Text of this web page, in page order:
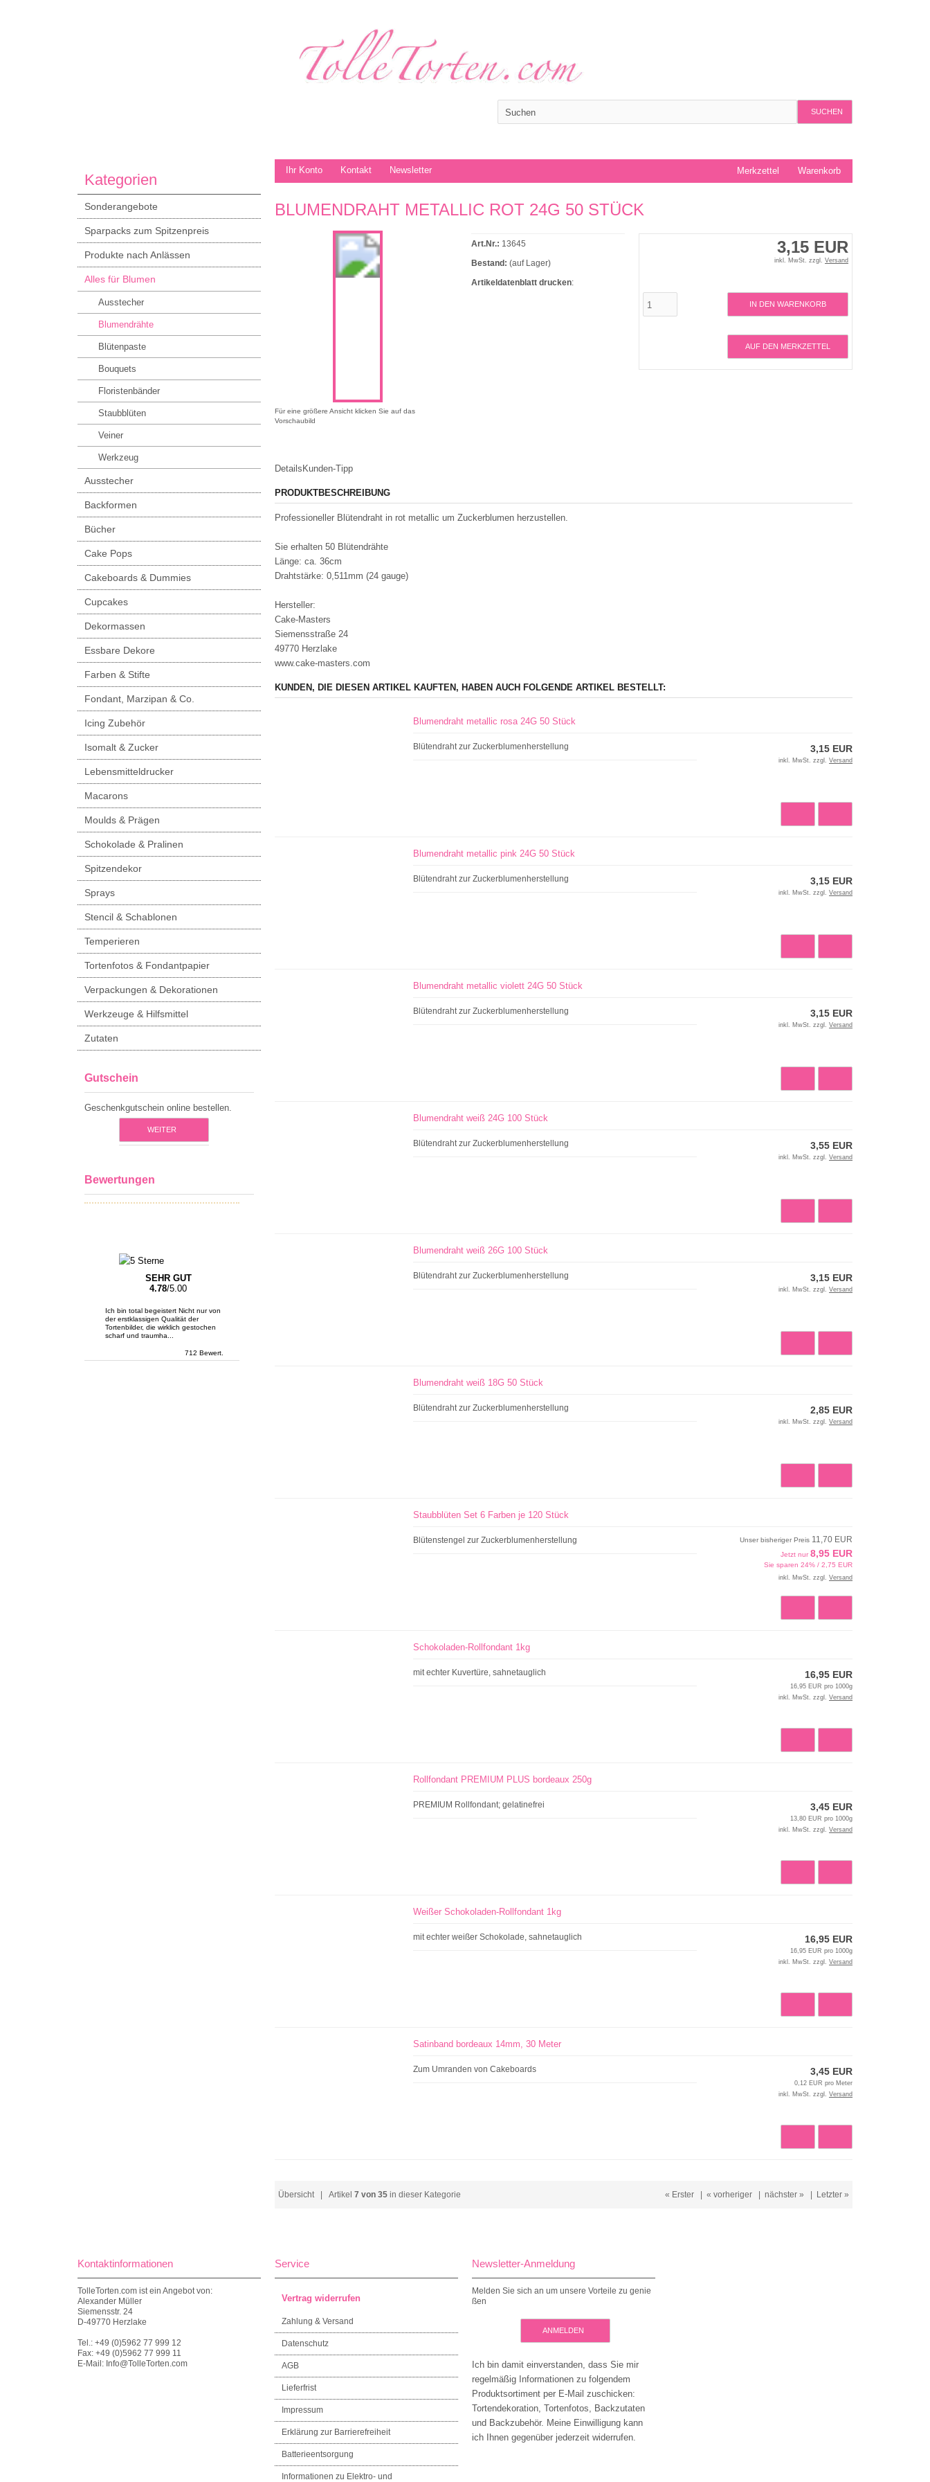
SUCHEN
Ihr Konto Kontakt Newsletter Warenkorb
Merkzettel
BLUMENDRAHT METALLIC ROT 24G 50 STÜCK
Für eine größere Ansicht klicken Sie auf das
Vorschaubild
3,15 EUR
inkl. MwSt. zzgl. Versand
IN DEN WARENKORB
AUF DEN MERKZETTEL
Art.Nr.: 13645
Bestand: (auf Lager)
Artikeldatenblatt drucken:
Details Kunden-Tipp
PRODUKTBESCHREIBUNG
Professioneller Blütendraht in rot metallic um Zuckerblumen herzustellen.
Sie erhalten 50 Blütendrähte
Länge: ca. 36cm
Drahtstärke: 0,511mm (24 gauge)
Hersteller:
Cake-Masters
Siemensstraße 24
49770 Herzlake
www.cake-masters.com
KUNDEN, DIE DIESEN ARTIKEL KAUFTEN, HABEN AUCH FOLGENDE ARTIKEL BESTELLT:
Blumendraht metallic rosa 24G 50 Stück
Blütendraht zur Zuckerblumenherstellung 3,15 EUR
inkl. MwSt. zzgl. Versand
Blumendraht metallic pink 24G 50 Stück
Blütendraht zur Zuckerblumenherstellung 3,15 EUR
inkl. MwSt. zzgl. Versand
Blumendraht metallic violett 24G 50 Stück
Blütendraht zur Zuckerblumenherstellung 3,15 EUR
inkl. MwSt. zzgl. Versand
Blumendraht weiß 24G 100 Stück
Blütendraht zur Zuckerblumenherstellung 3,55 EUR
inkl. MwSt. zzgl. Versand
Blumendraht weiß 26G 100 Stück
Blütendraht zur Zuckerblumenherstellung 3,15 EUR
inkl. MwSt. zzgl. Versand
Blumendraht weiß 18G 50 Stück
Blütendraht zur Zuckerblumenherstellung 2,85 EUR
inkl. MwSt. zzgl. Versand
Staubblüten Set 6 Farben je 120 Stück
Blütenstengel zur Zuckerblumenherstellung Unser bisheriger Preis 11,70 EUR
Jetzt nur 8,95 EUR
Sie sparen 24% / 2,75 EUR
inkl. MwSt. zzgl. Versand
Schokoladen-Rollfondant 1kg
mit echter Kuvertüre, sahnetauglich 16,95 EUR
16,95 EUR pro 1000g
inkl. MwSt. zzgl. Versand
Rollfondant PREMIUM PLUS bordeaux 250g
PREMIUM Rollfondant; gelatinefrei 3,45 EUR
13,80 EUR pro 1000g
inkl. MwSt. zzgl. Versand
Weißer Schokoladen-Rollfondant 1kg
mit echter weißer Schokolade, sahnetauglich 16,95 EUR
16,95 EUR pro 1000g
inkl. MwSt. zzgl. Versand
Satinband bordeaux 14mm, 30 Meter
Zum Umranden von Cakeboards 3,45 EUR
0,12 EUR pro Meter
inkl. MwSt. zzgl. Versand
Übersicht| Artikel 7 von 35 in dieser Kategorie « Erster « vorheriger nächster » Letzter »
Kategorien
Sonderangebote
Sparpacks zum Spitzenpreis
Produkte nach Anlässen
Alles für Blumen
Ausstecher
Blumendrähte
Blütenpaste
Bouquets
Floristenbänder
Staubblüten
Veiner
Werkzeug
Ausstecher
Backformen
Bücher
Cake Pops
Cakeboards & Dummies
Cupcakes
Dekormassen
Essbare Dekore
Farben & Stifte
Fondant, Marzipan & Co.
Icing Zubehör
Isomalt & Zucker
Lebensmitteldrucker
Macarons
Moulds & Prägen
Schokolade & Pralinen
Spitzendekor
Sprays
Stencil & Schablonen
Temperieren
Tortenfotos & Fondantpapier
Verpackungen & Dekorationen
Werkzeuge & Hilfsmittel
Zutaten
Gutschein
Geschenkgutschein online bestellen.
WEITER
Bewertungen
SEHR GUT
4.78/5.00
Ich bin total begeistert Nicht nur von
der erstklassigen Qualität der
Tortenbilder, die wirklich gestochen
scharf und traumha...
712 Bewert.
Kontaktinformationen
TolleTorten.com ist ein Angebot von:
Alexander Müller
Siemensstr. 24
D-49770 Herzlake
Tel.: +49 (0)5962 77 999 12
Fax: +49 (0)5962 77 999 11
E-Mail: Info@TolleTorten.com
Service
Vertrag widerrufen
Zahlung & Versand
Datenschutz
AGB
Lieferfrist
Impressum
Erklärung zur Barrierefreiheit
Batterieentsorgung
Informationen zu Elektro- und
Newsletter-Anmeldung
Melden Sie sich an um unsere Vorteile zu genie
ßen
ANMELDEN
Ich bin damit einverstanden, dass Sie mir
regelmäßig Informationen zu folgendem
Produktsortiment per E-Mail zuschicken:
Tortendekoration, Tortenfotos, Backzutaten
und Backzubehör. Meine Einwilligung kann
ich Ihnen gegenüber jederzeit widerrufen.